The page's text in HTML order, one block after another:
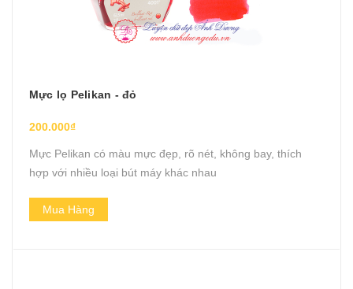
Mực lọ Pelikan - đỏ
200.000₫
Mực Pelikan có màu mực đẹp, rõ nét, không bay, thích
hợp với nhiều loại bút máy khác nhau
Mua Hàng